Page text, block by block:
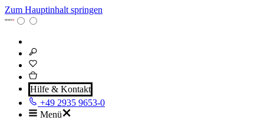
Zum Hauptinhalt springen
Hilfe & Kontakt
+49 2935 9653-0
Menü